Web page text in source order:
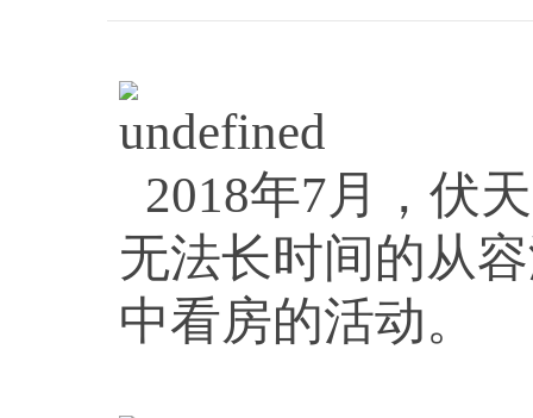
2018年7月，伏
无法长时间的从
中看房的活动。